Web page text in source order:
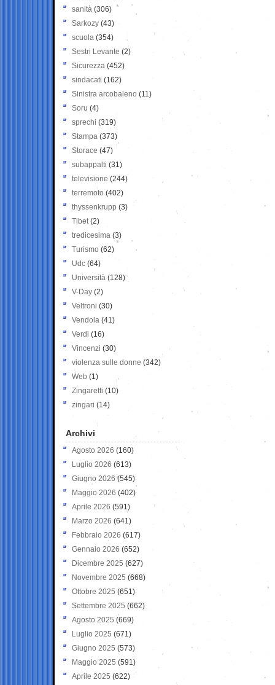
sanità (306)
Sarkozy (43)
scuola (354)
Sestri Levante (2)
Sicurezza (452)
sindacati (162)
Sinistra arcobaleno (11)
Soru (4)
sprechi (319)
Stampa (373)
Storace (47)
subappalti (31)
televisione(244)
terremoto (402)
thyssenkrupp (3)
Tibet(2)
tredicesima (3)
Turismo (62)
Udc (64)
Università (128)
V-Day (2)
Veltroni (30)
Vendola (41)
Verdi (16)
Vincenzi (30)
violenza sulle donne (342)
Web (1)
Zingaretti (10)
zingari (14)
Archivi
Agosto 2026 (160)
Luglio 2026 (613)
Giugno 2026 (545)
Maggio 2026 (402)
Aprile 2026 (591)
Marzo 2026 (641)
Febbraio 2026 (617)
Gennaio 2026 (652)
Dicembre 2025 (627)
Novembre 2025 (668)
Ottobre 2025 (651)
Settembre 2025 (662)
Agosto 2025 (669)
Luglio 2025 (671)
Giugno 2025 (573)
Maggio 2025 (591)
Aprile 2025 (622)